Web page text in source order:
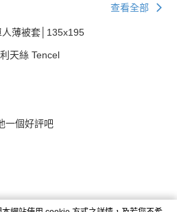
查看全部
人薄被套│135x195
天絲 Tencel
一個好評吧